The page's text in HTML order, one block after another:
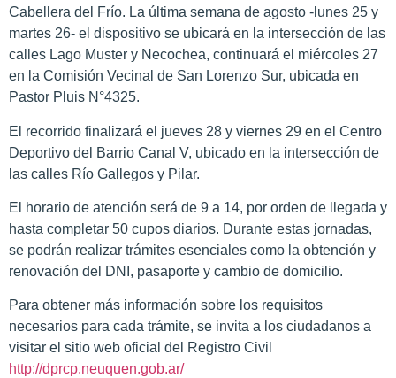
Cabellera del Frío. La última semana de agosto -lunes 25 y
martes 26- el dispositivo se ubicará en la intersección de las
calles Lago Muster y Necochea, continuará el miércoles 27
en la Comisión Vecinal de San Lorenzo Sur, ubicada en
Pastor Pluis N°4325.
El recorrido finalizará el jueves 28 y viernes 29 en el Centro
Deportivo del Barrio Canal V, ubicado en la intersección de
las calles Río Gallegos y Pilar.
El horario de atención será de 9 a 14, por orden de llegada y
hasta completar 50 cupos diarios. Durante estas jornadas,
se podrán realizar trámites esenciales como la obtención y
renovación del DNI, pasaporte y cambio de domicilio.
Para obtener más información sobre los requisitos
necesarios para cada trámite, se invita a los ciudadanos a
visitar el sitio web oficial del Registro Civil
http://dprcp.neuquen.gob.ar/